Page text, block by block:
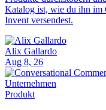
Katalog ist, wie du ihn im
Invent versendest.
Alix Gallardo
Aug 8, 26
Produkt